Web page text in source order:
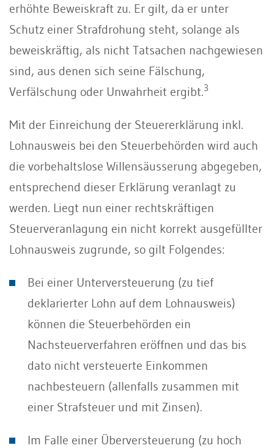
erhöhte Beweiskraft zu. Er gilt, da er unter
Schutz einer Strafdrohung steht, solange als
beweiskräftig, als nicht Tatsachen nachgewiesen
sind, aus denen sich seine Fälschung,
Verfälschung oder Unwahrheit ergibt.3
Mit der Einreichung der Steuererklärung inkl.
Lohnausweis bei den Steuerbehörden wird auch
die vorbehaltslose Willensäusserung abgegeben,
entsprechend dieser Erklärung veranlagt zu
werden. Liegt nun einer rechtskräftigen
Steuerveranlagung ein nicht korrekt ausgefüllter
Lohnausweis zugrunde, so gilt Folgendes:
Bei einer Unterversteuerung (zu tief
deklarierter Lohn auf dem Lohnausweis)
können die Steuerbehörden ein
Nachsteuerverfahren eröffnen und das bis
dato nicht versteuerte Einkommen
nachbesteuern (allenfalls zusammen mit
einer Strafsteuer und mit Zinsen).
Im Falle einer Überversteuerung (zu hoch